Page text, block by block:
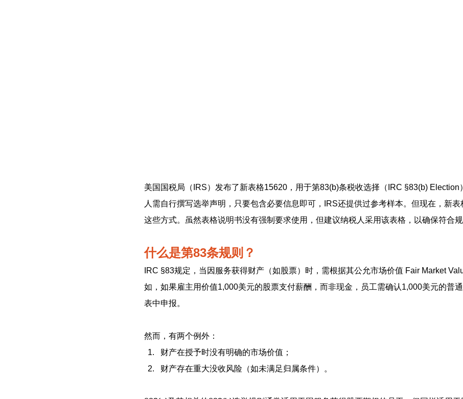
美国国税局（IRS）发布了新表格15620，用于第83(b)条税收选择（IRC §83(b) Election
人需自行撰写选举声明，只要包含必要信息即可，IRS还提供过参考样本。但现在，新表
这些方式。虽然表格说明书没有强制要求使用，但建议纳税人采用该表格，以确保符合规
什么是第83条规则？
IRC §83规定，当因服务获得财产（如股票）时，需根据其公允市场价值 Fair Market
如，如果雇主用价值1,000美元的股票支付薪酬，而非现金，员工需确认1,000美元的普
表中申报。
然而，有两个例外：
财产在授予时没有明确的市场价值；
财产存在重大没收风险（如未满足归属条件）。